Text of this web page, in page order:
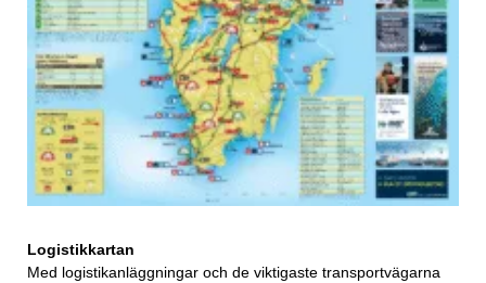
Logistikkartan
Med logistikanläggningar och de viktigaste transportvägarna